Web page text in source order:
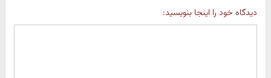
دیدگاه خود را اینجا بنویسید: